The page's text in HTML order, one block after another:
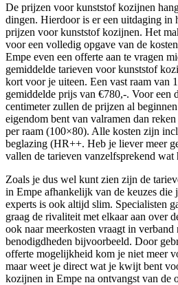
De prijzen voor kunststof kozijnen
dingen. Hierdoor is er een uitdaging in
prijzen voor kunststof kozijnen. Het
voor een volledig opgave van de
Empe even een offerte aan te vragen
gemiddelde tarieven voor kunststof
kort voor je uiteen. Een vast raam van
gemiddelde prijs van €780,-. Voor een
centimeter zullen de prijzen al
eigendom bent van valramen dan
per raam (100×80). Alle kosten zijn
beglazing (HR++. Heb je liever meer
vallen de tarieven vanzelfsprekend wat
Zoals je dus wel kunt zien zijn de
in Empe afhankelijk van de keuzes die
experts is ook altijd slim. Specialisten
graag de rivaliteit met elkaar aan over
ook naar meerkosten vraagt in verband
benodigdheden bijvoorbeeld. Door
offerte mogelijkheid kom je niet meer
maar weet je direct wat je kwijt bent
kozijnen in Empe na ontvangst van de